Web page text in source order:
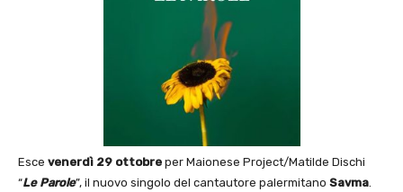
Esce venerdì 29 ottobre per Maionese Project/Matilde Dischi
“Le Parole”, il nuovo singolo del cantautore palermitano Savma.